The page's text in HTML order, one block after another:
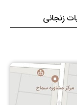
زنجانی